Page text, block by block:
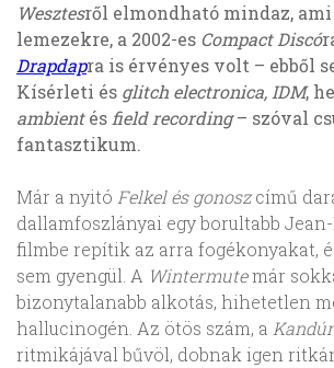
Wesztesről elmondható mindaz, ami
lemezekre, a 2002-es Compact Discó
Drapdapra is érvényes volt – ebből
Kísérleti és glitch electronica, IDM,
ambientés field recording– szóval
fantasztikum.
Már a nyitó Felkel és gonoszcímű
dallamfoszlányai egy borultabb
filmbe repítik az arra fogékonyakat,
sem gyengül. A Wintermutemár
bizonytalanabb alkotás, hihetetlen
hallucinogén. Az ötös szám, a Kandúr
ritmikájával bűvöl, dobnak igen